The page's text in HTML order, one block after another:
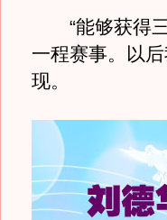
“能够获得三
一程赛事。以
现。